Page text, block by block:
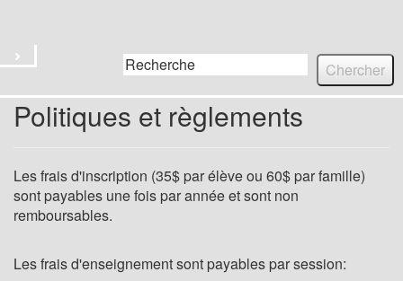
Menu
Politiques et règlements
Les frais d'inscription (35$ par élève ou 60$ par famille)
sont payables une fois par année et sont non
remboursables.
Les frais d'enseignement sont payables par session: